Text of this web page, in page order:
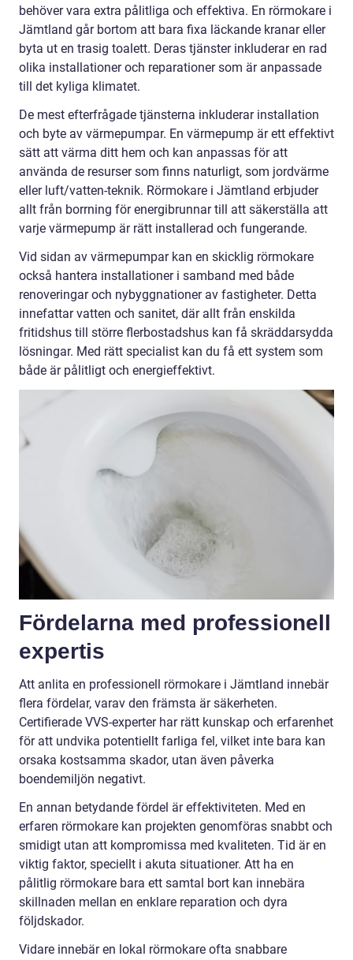
behöver vara extra pålitliga och effektiva. En rörmokare i
Jämtland går bortom att bara fixa läckande kranar eller
byta ut en trasig toalett. Deras tjänster inkluderar en rad
olika installationer och reparationer som är anpassade
till det kyliga klimatet.
De mest efterfrågade tjänsterna inkluderar installation
och byte av värmepumpar. En värmepump är ett effektivt
sätt att värma ditt hem och kan anpassas för att
använda de resurser som finns naturligt, som jordvärme
eller luft/vatten-teknik. Rörmokare i Jämtland erbjuder
allt från borrning för energibrunnar till att säkerställa att
varje värmepump är rätt installerad och fungerande.
Vid sidan av värmepumpar kan en skicklig rörmokare
också hantera installationer i samband med både
renoveringar och nybyggnationer av fastigheter. Detta
innefattar vatten och sanitet, där allt från enskilda
fritidshus till större flerbostadshus kan få skräddarsydda
lösningar. Med rätt specialist kan du få ett system som
både är pålitligt och energieffektivt.
Fördelarna med professionell
expertis
Att anlita en professionell rörmokare i Jämtland innebär
flera fördelar, varav den främsta är säkerheten.
Certifierade VVS-experter har rätt kunskap och erfarenhet
för att undvika potentiellt farliga fel, vilket inte bara kan
orsaka kostsamma skador, utan även påverka
boendemiljön negativt.
En annan betydande fördel är effektiviteten. Med en
erfaren rörmokare kan projekten genomföras snabbt och
smidigt utan att kompromissa med kvaliteten. Tid är en
viktig faktor, speciellt i akuta situationer. Att ha en
pålitlig rörmokare bara ett samtal bort kan innebära
skillnaden mellan en enklare reparation och dyra
följdskador.
Vidare innebär en lokal rörmokare ofta snabbare